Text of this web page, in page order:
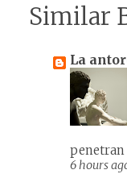
Similar
La
penetran
6 hours